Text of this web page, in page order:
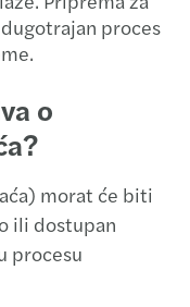
proces
o
morat će biti
ili dostupan
procesu